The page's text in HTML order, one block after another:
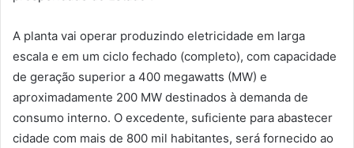
A planta vai operar produzindo eletricidade em larga
escala e em um ciclo fechado (completo), com capacidade
de geração superior a 400 megawatts (MW) e
aproximadamente 200 MW destinados à demanda de
consumo interno. O excedente, suficiente para abastecer
cidade com mais de 800 mil habitantes, será fornecido ao